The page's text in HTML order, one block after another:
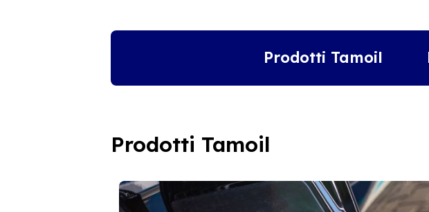
Prodotti Tamoil
Prodotti Tamoil